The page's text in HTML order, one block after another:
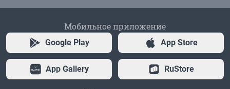
Мобильное приложение
Google Play App Store
App Gallery RuStore